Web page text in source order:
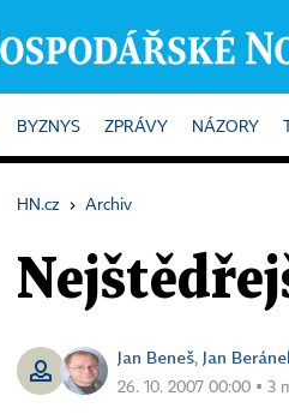
HOME
BYZNYS ZPRÁVY NÁZORY
HN.cz › Archiv
Jan Beneš, Jan
26. 10. 2007 00:00 ▪ 3